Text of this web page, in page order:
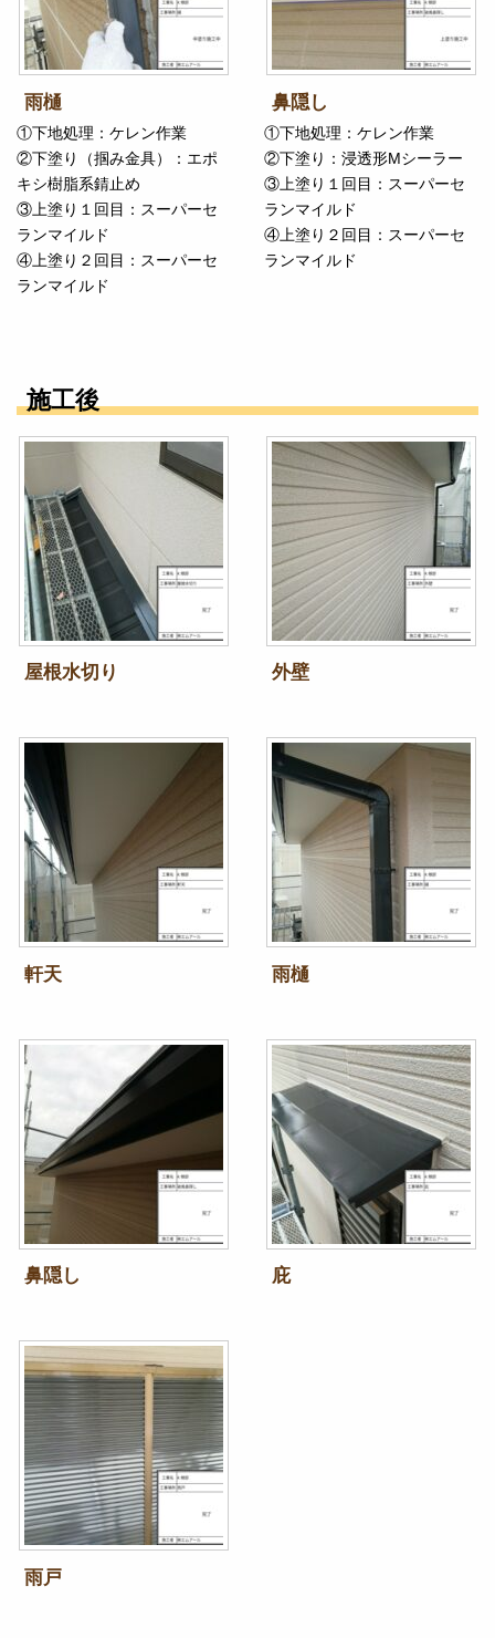
雨樋
①下地処理：ケレン作業
②下塗り（掴み金具）：エポ
キシ樹脂系錆止め
③上塗り１回目：スーパーセ
ランマイルド
④上塗り２回目：スーパーセ
ランマイルド
鼻隠し
①下地処理：ケレン作業
②下塗り：浸透形Mシーラー
③上塗り１回目：スーパーセ
ランマイルド
④上塗り２回目：スーパーセ
ランマイルド
施工後
屋根水切り 外壁
軒天 雨樋
鼻隠し 庇
雨戸